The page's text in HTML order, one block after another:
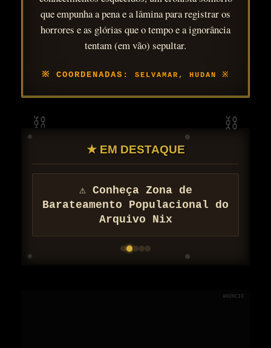
que empunha a pena e a lâmina para registrar os
horrores e as glórias que o tempo e a ignorância
tentam (em vão) sepultar.
SELVAMAR, HUDAN
★ EM DESTAQUE
⚠ Conheça Zona de
Barateamento Populacional do
Arquivo Nix
ANÚNCIO